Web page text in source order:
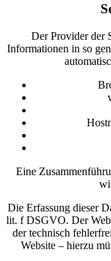
Der Provider der
Informationen in so
Eine
Die Erfassung dieser
lit. f DSGVO. Der
der technisch
Website – hierzu